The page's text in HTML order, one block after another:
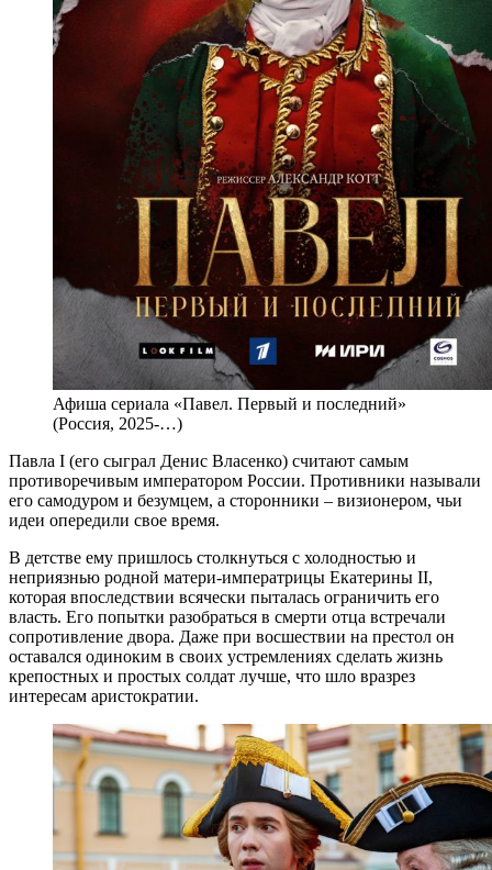
Афиша сериала «Павел. Первый и последний»
(Россия, 2025-…)
Павла I (его сыграл Денис Власенко) считают самым
противоречивым императором России. Противники называли
его самодуром и безумцем, а сторонники – визионером, чьи
идеи опередили свое время.
В детстве ему пришлось столкнуться с холодностью и
неприязнью родной матери-императрицы Екатерины II,
которая впоследствии всячески пыталась ограничить его
власть. Его попытки разобраться в смерти отца встречали
сопротивление двора. Даже при восшествии на престол он
оставался одиноким в своих устремлениях сделать жизнь
крепостных и простых солдат лучше, что шло вразрез
интересам аристократии.